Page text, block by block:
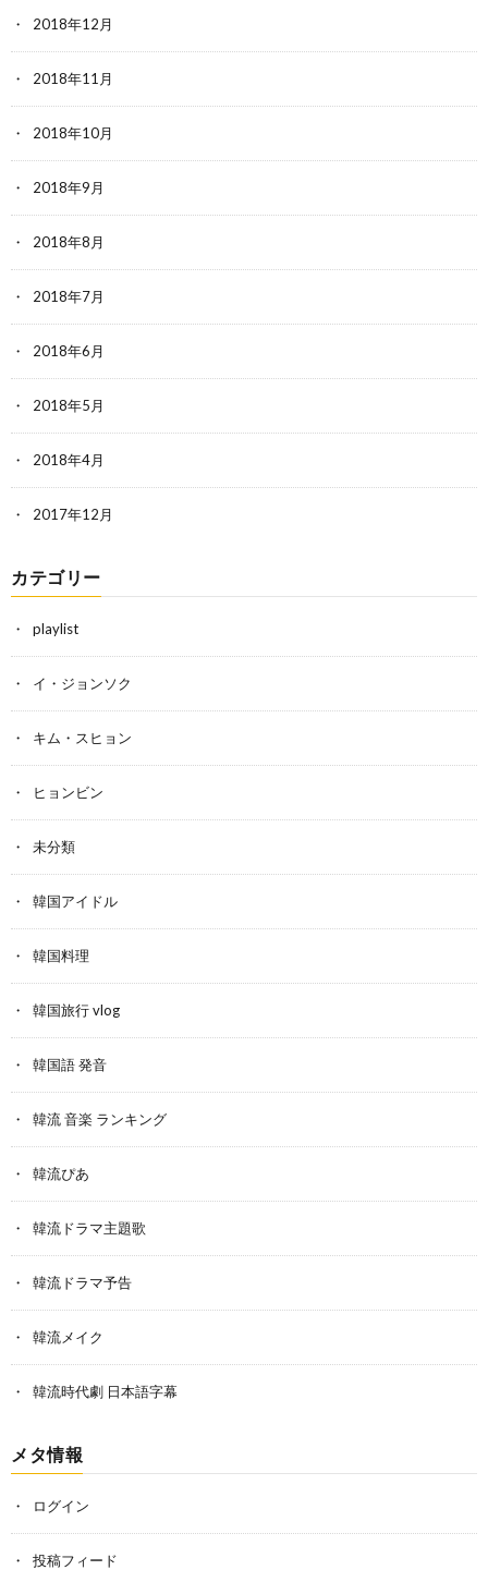
2018年12月
2018年11月
2018年10月
2018年9月
2018年8月
2018年7月
2018年6月
2018年5月
2018年4月
2017年12月
カテゴリー
playlist
イ・ジョンソク
キム・スヒョン
ヒョンビン
未分類
韓国アイドル
韓国料理
韓国旅行 vlog
韓国語 発音
韓流 音楽 ランキング
韓流ぴあ
韓流ドラマ主題歌
韓流ドラマ予告
韓流メイク
韓流時代劇 日本語字幕
メタ情報
ログイン
投稿フィード